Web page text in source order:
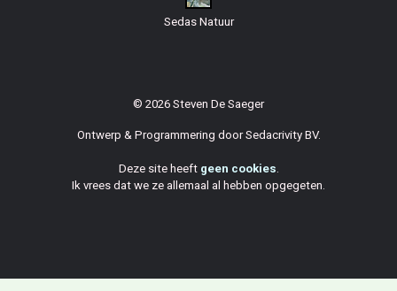
Sedas Natuur
© 2026 Steven De Saeger
Ontwerp & Programmering doorSedacrivity BV.
Deze site heeft geen cookies.
Ik vrees dat we ze allemaal al hebben opgegeten.